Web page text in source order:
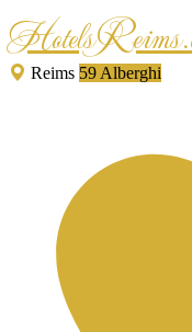
Reims 59 Alberghi